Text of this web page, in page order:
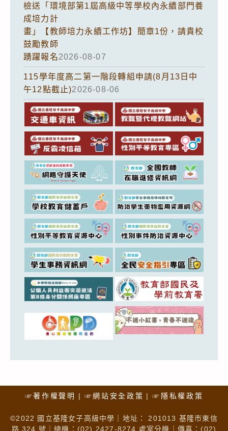
檢送「環境部第1屆高級中等學校內永續部門養
成培力計
畫」【教師培力永續工作坊】簡章1份，請貴校
鼓勵教師
踴躍報名2026-08-07
115學年度高二第一階段轉組申請(8月13日中
午12點截止)2026-08-06
☞著作權聲明 ☞網站安全政策 ☞隱私權政策
©2022 國立基隆女子高級中學｜地址： 201013 基隆市東信
路 324 號｜總機：(02) 2427-8274 處室分機｜傳真：(02)